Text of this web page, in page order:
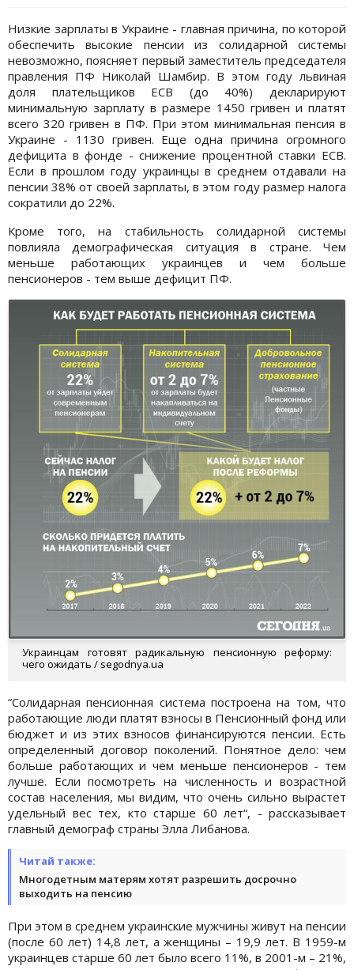
Низкие зарплаты в Украине - главная причина, по которой
обеспечить высокие пенсии из солидарной системы
невозможно, поясняет первый заместитель председателя
правления ПФ Николай Шамбир. В этом году львиная
доля плательщиков ЕСВ (до 40%) декларируют
минимальную зарплату в размере 1450 гривен и платят
всего 320 гривен в ПФ. При этом минимальная пенсия в
Украине - 1130 гривен. Еще одна причина огромного
дефицита в фонде - снижение процентной ставки ЕСВ.
Если в прошлом году украинцы в среднем отдавали на
пенсии 38% от своей зарплаты, в этом году размер налога
сократили до 22%.
Кроме того, на стабильность солидарной системы
повлияла демографическая ситуация в стране. Чем
меньше работающих украинцев и чем больше
пенсионеров - тем выше дефицит ПФ.
Украинцам готовят радикальную пенсионную реформу:
чего ожидать / segodnya.ua
“Солидарная пенсионная система построена на том, что
работающие люди платят взносы в Пенсионный фонд или
бюджет и из этих взносов финансируются пенсии. Есть
определенный договор поколений. Понятное дело: чем
больше работающих и чем меньше пенсионеров - тем
лучше. Если посмотреть на численность и возрастной
состав населения, мы видим, что очень сильно вырастет
удельный вес тех, кто старше 60 лет“, - рассказывает
главный демограф страны Элла Либанова.
Читай также:
Многодетным матерям хотят разрешить досрочно
выходить на пенсию
При этом в среднем украинские мужчины живут на пенсии
(после 60 лет) 14,8 лет, а женщины – 19,9 лет. В 1959-м
украинцев старше 60 лет было всего 11%, в 2001-м – 21%,